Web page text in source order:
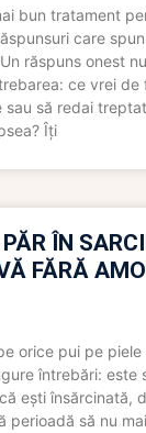
bun tratament
care
răspuns onest
ce vrei
să redai
Îți
ÎN
FĂRĂ
orice pui pe
întrebări: este
ești însărcinată,
perioadă să nu